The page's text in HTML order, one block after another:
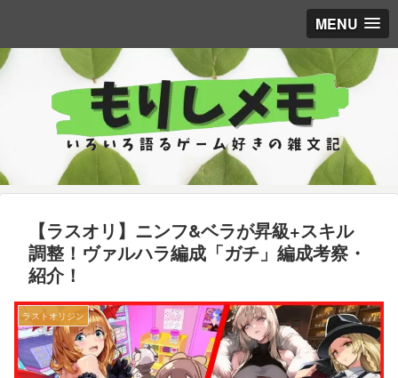
MENU
【ラスオリ】ニンフ&ベラが昇級+スキル
調整！ヴァルハラ編成「ガチ」編成考察・
紹介！
ラストオリジン